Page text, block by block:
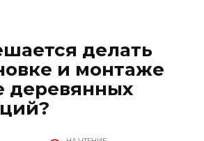
делать
и монтаже
деревянных